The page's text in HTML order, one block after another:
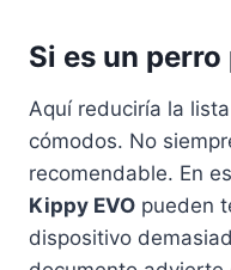
Si es un perro
Aquí reduciría la
cómodos. No
recomendable. En
Kippy EVO pueden
dispositivo